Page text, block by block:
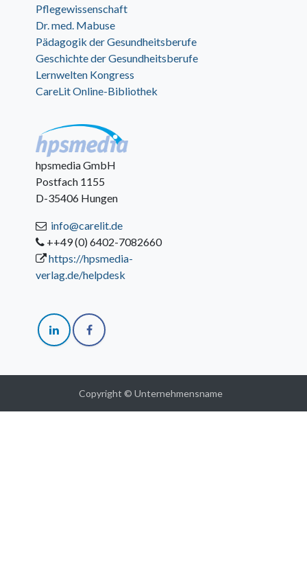
Pflegewissenschaft
Dr. med. Mabuse
Pädagogik der Gesundheitsberufe
Geschichte der Gesundheitsberufe
Lernwelten Kongress
CareLit Online-Bibliothek
hpsmedia GmbH
Postfach 1155
D-35406 Hungen
info@carelit.de
++49 (0) 6402-7082660
https://hpsmedia-
verlag.de/helpdesk
Copyright © Unternehmensname